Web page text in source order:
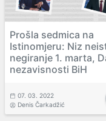
Prošla sedmica na
Istinomjeru: Niz
negiranje 1. marta,
nezavisnosti BiH
07. 03. 2022
Denis Čarkadžić